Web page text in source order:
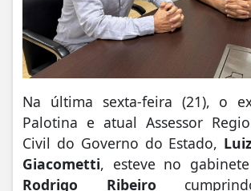
Na última sexta-feira (21), o
Palotina e atual Assessor
Civil do Governo do Estado,
Giacometti, esteve no
Rodrigo Ribeiro